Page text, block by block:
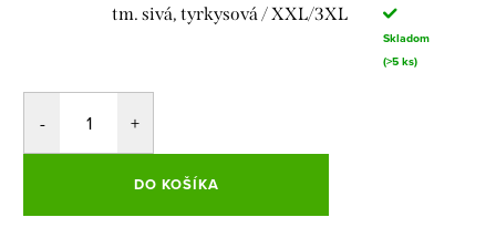
tm. sivá, tyrkysová / XXL/3XL
Skladom
(>5 ks)
DO KOŠÍKA